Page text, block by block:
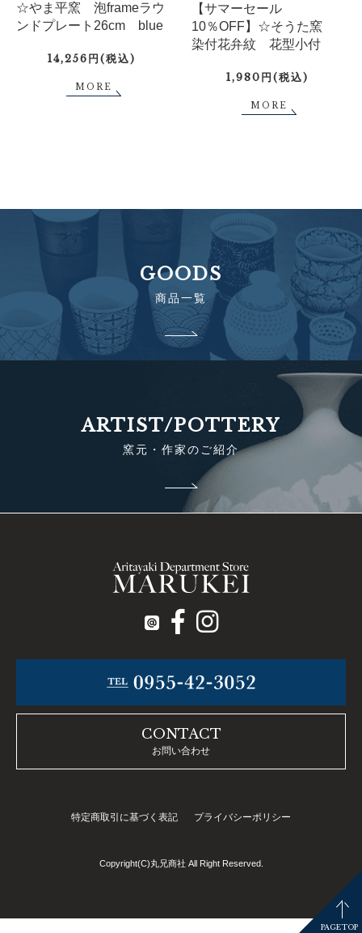
☆やま平窯 泡frameラウ
ンドプレート26cm blue
14,256円(税込)
MORE
【サマーセール
10％OFF】☆そうた窯
染付花弁紋 花型小付
1,980円(税込)
MORE
GOODS
商品一覧
ARTIST/POTTERY
窯元・作家のご紹介
CONTACT
お問い合わせ
特定商取引に基づく表記 プライバシーポリシー
Copyright(C)丸兄商社 All Right Reserved.
PAGETOP